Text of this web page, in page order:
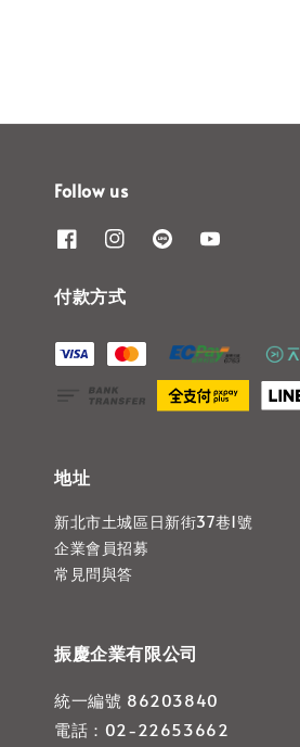
Follow us
付款方式
地址
新北市土城區日新街37巷1號
企業會員招募
常見問與答
振慶企業有限公司
統一編號 86203840
電話：02-22653662